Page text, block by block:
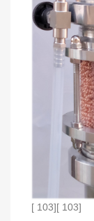
[ 103][ 103]